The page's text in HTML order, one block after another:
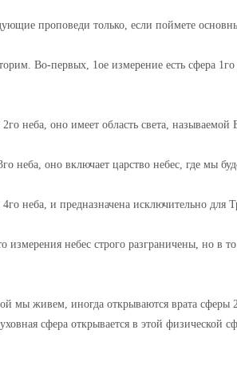
проповеди только, если поймете
Во-первых, 1ое измерение есть сфера
2го неба, оно имеет область света,
неба, оно включает царство небес, где мы
4го неба, и предназначена исключительно для
измерения небес строго разграничены, но в
мы живем, иногда открываются врата сферы
сфера открывается в этой физической